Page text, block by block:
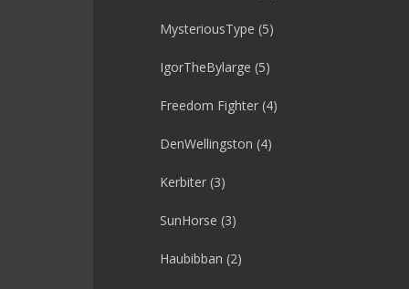
MysteriousType (5)
IgorTheBylarge (5)
Freedom Fighter (4)
DenWellingston (4)
Kerbiter (3)
SunHorse (3)
Haubibban (2)